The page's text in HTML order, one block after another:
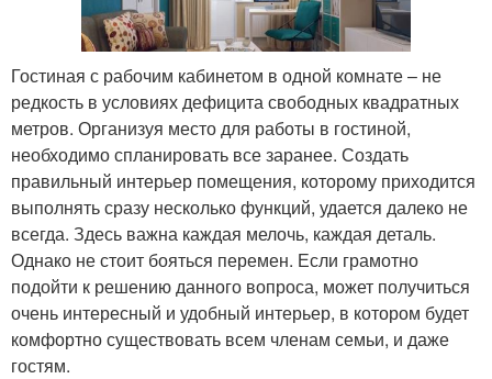
Гостиная с рабочим кабинетом в одной комнате – не
редкость в условиях дефицита свободных квадратных
метров. Организуя место для работы в гостиной,
необходимо спланировать все заранее. Создать
правильный интерьер помещения, которому приходится
выполнять сразу несколько функций, удается далеко не
всегда. Здесь важна каждая мелочь, каждая деталь.
Однако не стоит бояться перемен. Если грамотно
подойти к решению данного вопроса, может получиться
очень интересный и удобный интерьер, в котором будет
комфортно существовать всем членам семьи, и даже
гостям.